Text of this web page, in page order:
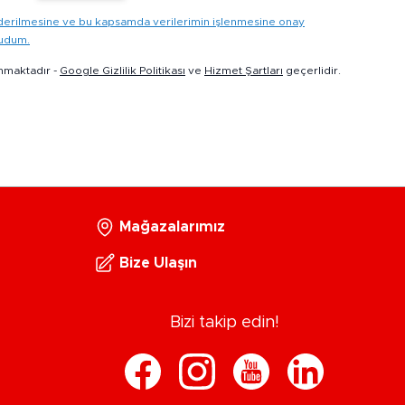
ve bu kapsamda verilerimin işlenmesine onay
- Google Gizlilik Politikası ve Hizmet Şartları geçerlidir.
Mağazalarımız
Bize Ulaşın
Bizi takip edin!